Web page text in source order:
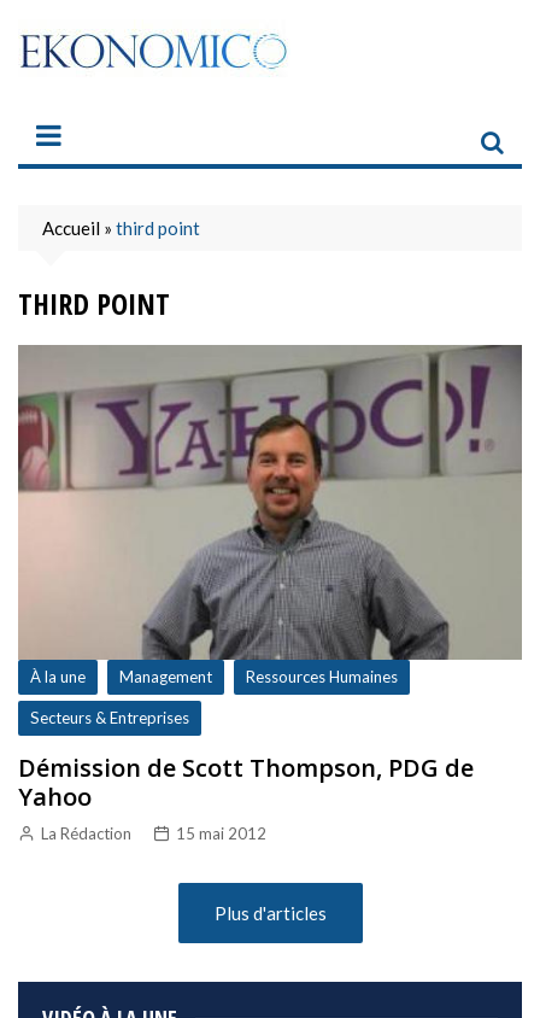
content
Accueil » third point
THIRD POINT
À la une Management Ressources Humaines
Secteurs & Entreprises
Démission de Scott Thompson, PDG de
Yahoo
La Rédaction 15 mai 2012
Plus d'articles